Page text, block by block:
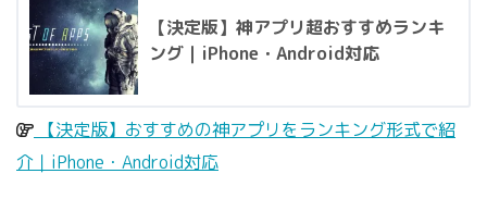
【決定版】神アプリ超おすすめランキ
ング｜iPhone・Android対応
【決定版】おすすめの神アプリをランキング形式で紹
介｜iPhone・Android対応